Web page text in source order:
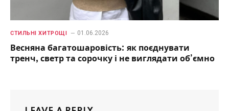
СТИЛЬНІ ХИТРОЩІ 01.06.2026
Весняна багатошаровість: як поєднувати
тренч, светр та сорочку і не виглядати об’ємно